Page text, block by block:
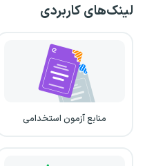
لینک‌های کاربردی
منابع آزمون استخدامی